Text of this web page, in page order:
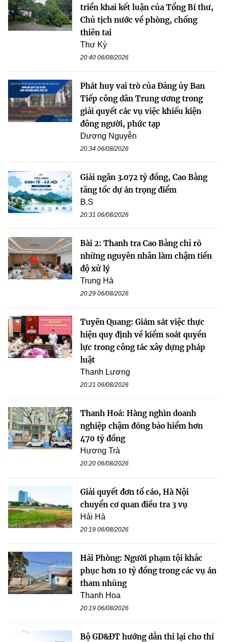
triển khai kết luận của Tổng Bí thư,
Chủ tịch nước về phòng, chống
thiên tai
Thư Kỳ
20:40 06/08/2026
Phát huy vai trò của Đảng ủy Ban
Tiếp công dân Trung ương trong
giải quyết các vụ việc khiếu kiện
đông người, phức tạp
Dương Nguyễn
20:34 06/08/2026
Giải ngân 3.072 tỷ đồng, Cao Bằng
tăng tốc dự án trọng điểm
B.S
20:31 06/08/2026
Bài 2: Thanh tra Cao Bằng chỉ rõ
những nguyên nhân làm chậm tiến
độ xử lý
Trung Hà
20:29 06/08/2026
Tuyên Quang: Giám sát việc thực
hiện quy định về kiểm soát quyền
lực trong công tác xây dựng pháp
luật
Thanh Lương
20:21 06/08/2026
Thanh Hoá: Hàng nghìn doanh
nghiệp chậm đóng bảo hiểm hơn
470 tỷ đồng
Hương Trà
20:20 06/08/2026
Giải quyết đơn tố cáo, Hà Nội
chuyển cơ quan điều tra 3 vụ
Hải Hà
20:19 06/08/2026
Hải Phòng: Người phạm tội khắc
phục hơn 10 tỷ đồng trong các vụ án
tham nhũng
Thanh Hoa
20:19 06/08/2026
Bộ GD&ĐT hướng dẫn thi lại cho thí